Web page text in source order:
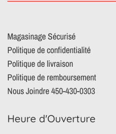
Magasinage Sécurisé
Politique de confidentialité
Politique de livraison
Politique de remboursement
Nous Joindre 450-430-0303
Heure d'Ouverture